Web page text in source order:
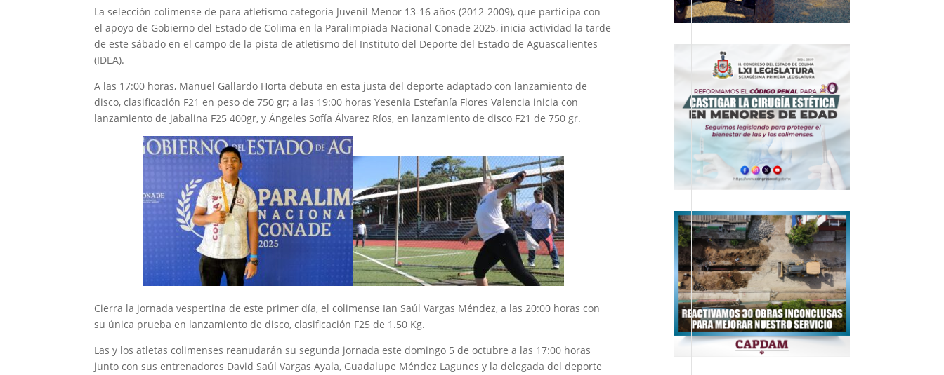
La selección colimense de para atletismo categoría Juvenil Menor 13-16 años (2012-2009), que participa con
el apoyo de Gobierno del Estado de Colima en la Paralimpiada Nacional Conade 2025, inicia actividad la tarde
de este sábado en el campo de la pista de atletismo del Instituto del Deporte del Estado de Aguascalientes
(IDEA).
A las 17:00 horas, Manuel Gallardo Horta debuta en esta justa del deporte adaptado con lanzamiento de
disco, clasificación F21 en peso de 750 gr; a las 19:00 horas Yesenia Estefanía Flores Valencia inicia con
lanzamiento de jabalina F25 400gr, y Ángeles Sofía Álvarez Ríos, en lanzamiento de disco F21 de 750 gr.
Cierra la jornada vespertina de este primer día, el colimense Ian Saúl Vargas Méndez, a las 20:00 horas con
su única prueba en lanzamiento de disco, clasificación F25 de 1.50 Kg.
Las y los atletas colimenses reanudarán su segunda jornada este domingo 5 de octubre a las 17:00 horas
junto con sus entrenadores David Saúl Vargas Ayala, Guadalupe Méndez Lagunes y la delegada del deporte